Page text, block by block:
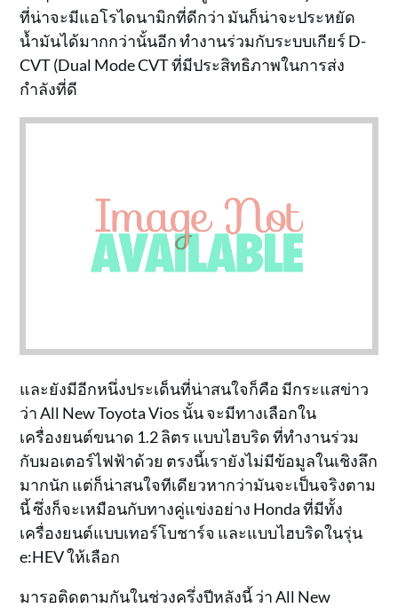
ที่น่าจะมีแอโรไดนามิกที่ดีกว่า มันก็น่าจะประหยัด
น้ำมันได้มากกว่านั้นอีก ทำงานร่วมกับระบบเกียร์ D-
CVT (Dual Mode CVT ที่มีประสิทธิภาพในการส่ง
กำลังที่ดี
และยังมีอีกหนึ่งประเด็นที่น่าสนใจก็คือ มีกระแสข่าว
ว่า All New Toyota Vios นั้น จะมีทางเลือกใน
เครื่องยนต์ขนาด 1.2 ลิตร แบบไฮบริด ที่ทำงานร่วม
กับมอเตอร์ไฟฟ้าด้วย ตรงนี้เรายังไม่มีข้อมูลในเชิงลึก
มากนัก แต่ก็น่าสนใจทีเดียวหากว่ามันจะเป็นจริงตาม
นี้ ซึ่งก็จะเหมือนกับทางคู่แข่งอย่าง Honda ที่มีทั้ง
เครื่องยนต์แบบเทอร์โบชาร์จ และแบบไฮบริดในรุ่น
e:HEV ให้เลือก
มารอติดตามกันในช่วงครึ่งปีหลังนี้ ว่า All New